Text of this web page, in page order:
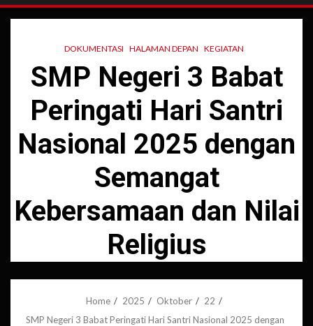
DOKUMENTASI HALAMAN DEPAN KEGIATAN
SMP Negeri 3 Babat
Peringati Hari Santri
Nasional 2025 dengan
Semangat
Kebersamaan dan Nilai
Religius
Home 2025 Oktober
22
SMP Negeri 3 Babat Peringati Hari Santri Nasional 2025 dengan